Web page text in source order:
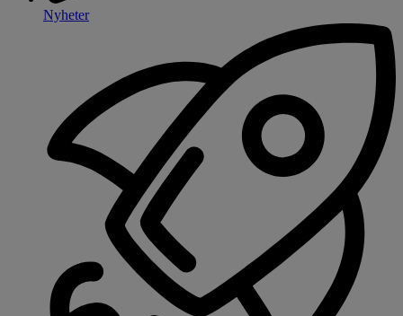
Nyheter